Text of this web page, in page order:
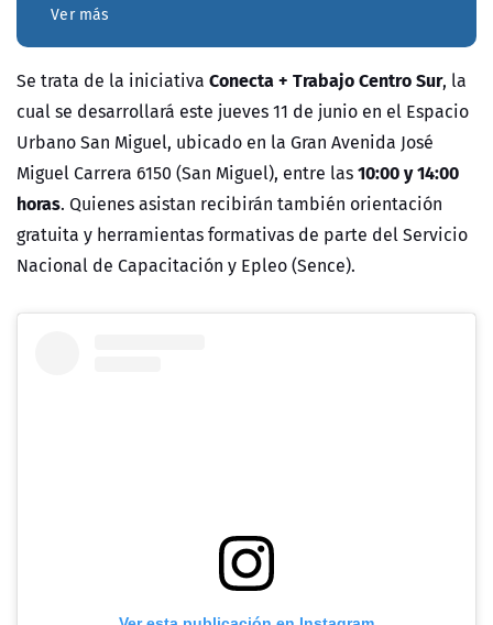
Ver más
Se trata de la iniciativa Conecta + Trabajo Centro Sur, la
cual se desarrollará este jueves 11 de junio en el Espacio
Urbano San Miguel, ubicado en la Gran Avenida José
Miguel Carrera 6150 (San Miguel), entre las10:00 y 14:00
horas. Quienes asistan recibirán también orientación
gratuita y herramientas formativas de parte del Servicio
Nacional de Capacitación y Epleo (Sence).